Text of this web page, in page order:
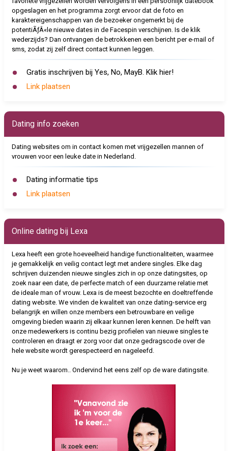
opgeslagen en het programma zorgt ervoor dat de foto en
karaktereigenschappen van de bezoeker ongemerkt bij de
potentiÃƒÂ«le nieuwe dates in de Facespin verschijnen. Is de klik
wederzijds? Dan ontvangen de betrokkenen een bericht per e-mail of
sms, zodat zij zelf direct contact kunnen leggen.
Gratis inschrijven bij Yes, No, MayB. Klik hier!
Link plaatsen
Dating info zoeken
Dating websites om in contact komen met vrijgezellen mannen of
vrouwen voor een leuke date in Nederland.
Dating informatie tips
Link plaatsen
Online dating bij Lexa
Lexa heeft een grote hoeveelheid handige functionaliteiten, waarmee
je gemakkelijk en veilig contact legt met andere singles. Elke dag
schrijven duizenden nieuwe singles zich in op onze datingsites, op
zoek naar een date, de perfecte match of een duurzame relatie met
de ideale man of vrouw. Lexa is de meest bezochte en doeltreffende
dating website. We vinden de kwaliteit van onze dating-service erg
belangrijk en willen onze members een betrouwbare en veilige
omgeving bieden waarin zij elkaar kunnen leren kennen. De helft van
onze medewerkers is continu bezig profielen van nieuwe singles te
controleren en draagt er zorg voor dat onze gedragscode over de
hele website wordt gerespecteerd en nageleefd.
Nu je weet waarom.. Ondervind het eens zelf op de ware datingsite.